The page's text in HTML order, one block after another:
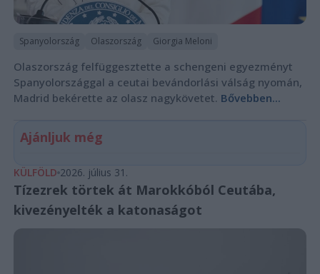
Spanyolország Olaszország Giorgia Meloni
Olaszország felfüggesztette a schengeni egyezményt
Spanyolországgal a ceutai bevándorlási válság nyomán,
Madrid bekérette az olasz nagykövetet. Bővebben...
Ajánljuk még
KÜLFÖLD 2026. július 31.
Tízezrek törtek át Marokkóból Ceutába,
kivezényelték a katonaságot